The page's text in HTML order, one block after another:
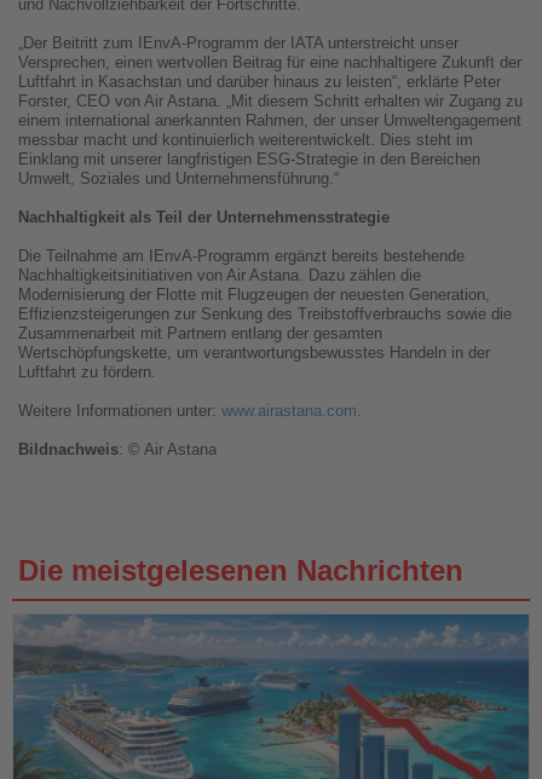
und Nachvollziehbarkeit der Fortschritte.
„Der Beitritt zum IEnvA-Programm der IATA unterstreicht unser
Versprechen, einen wertvollen Beitrag für eine nachhaltigere Zukunft der
Luftfahrt in Kasachstan und darüber hinaus zu leisten“, erklärte Peter
Forster, CEO von Air Astana. „Mit diesem Schritt erhalten wir Zugang zu
einem international anerkannten Rahmen, der unser Umweltengagement
messbar macht und kontinuierlich weiterentwickelt. Dies steht im
Einklang mit unserer langfristigen ESG-Strategie in den Bereichen
Umwelt, Soziales und Unternehmensführung.“
Nachhaltigkeit als Teil der Unternehmensstrategie
Die Teilnahme am IEnvA-Programm ergänzt bereits bestehende
Nachhaltigkeitsinitiativen von Air Astana. Dazu zählen die
Modernisierung der Flotte mit Flugzeugen der neuesten Generation,
Effizienzsteigerungen zur Senkung des Treibstoffverbrauchs sowie die
Zusammenarbeit mit Partnern entlang der gesamten
Wertschöpfungskette, um verantwortungsbewusstes Handeln in der
Luftfahrt zu fördern.
Weitere Informationen unter: www.airastana.com.
Bildnachweis: © Air Astana
Die meistgelesenen Nachrichten